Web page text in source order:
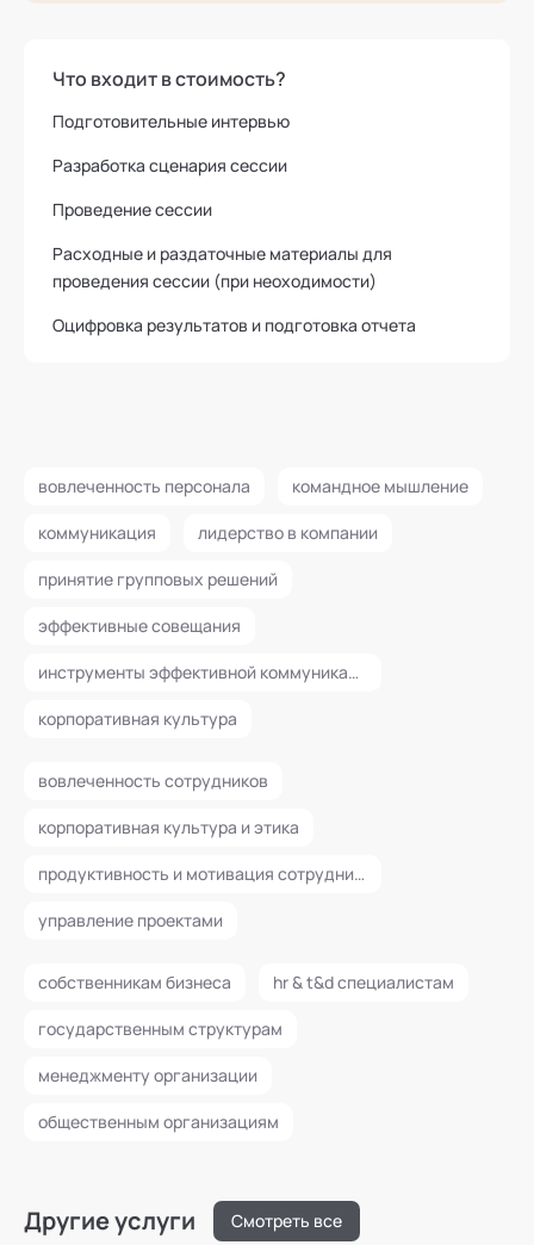
Что входит в стоимость?
Подготовительные интервью
Разработка сценария сессии
Проведение сессии
Расходные и раздаточные материалы для
проведения сессии (при неоходимости)
Оцифровка результатов и подготовка отчета
вовлеченность персонала командное мышление
коммуникация лидерство в компании
принятие групповых решений
эффективные совещания
инструменты эффективной коммуникации и управления эмоциями
корпоративная культура
вовлеченность сотрудников
корпоративная культура и этика
продуктивность и мотивация сотрудников
управление проектами
собственникам бизнеса hr & t&d специалистам
государственным структурам
менеджменту организации
общественным организациям
Другие услуги Смотреть все